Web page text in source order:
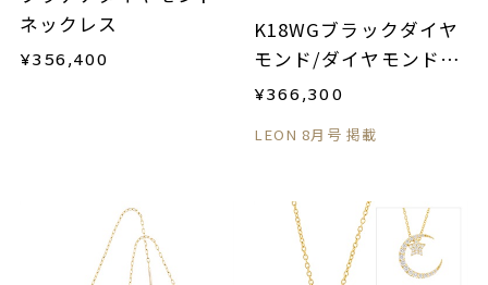
ネックレス
¥356,400
K18WGブラックダイヤ
モンド/ダイヤモンドネ
ックレス
¥366,300
LEON 8月号 掲載